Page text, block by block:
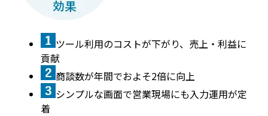
ツール利用のコストが下がり、売上・利益に
貢献
商談数が年間でおよそ2倍に向上
シンプルな画面で営業現場にも入力運用が定
着